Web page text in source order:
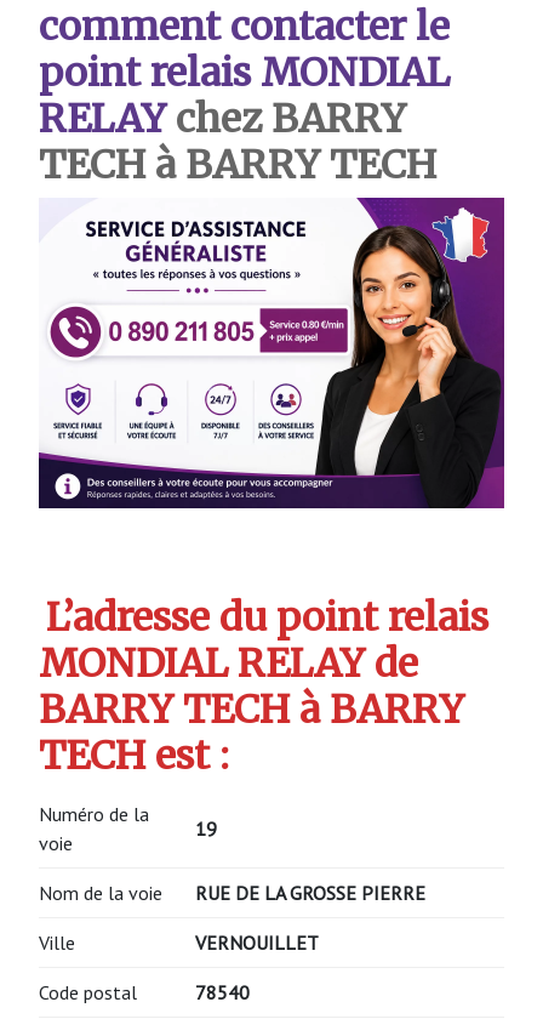
comment contacter le
point relais MONDIAL
RELAYchez BARRY
TECH à BARRY TECH
L’adresse du point relais
MONDIAL RELAY de
BARRY TECH à BARRY
TECH est :
Numéro de la
voie
19
Nom de la voie RUE DE LA GROSSE PIERRE
Ville VERNOUILLET
Code postal 78540